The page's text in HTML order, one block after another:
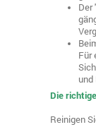
Der
Für
Die
Reinigen